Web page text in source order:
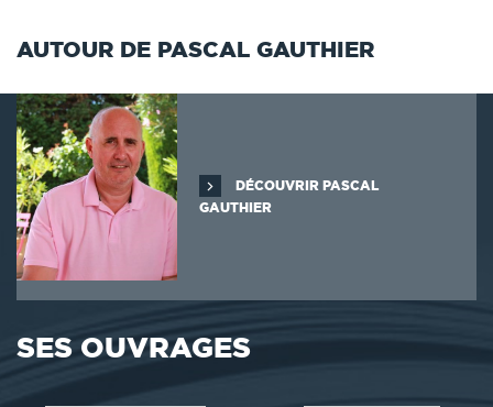
AUTOUR DE PASCAL GAUTHIER
DÉCOUVRIR PASCAL
GAUTHIER
SES OUVRAGES